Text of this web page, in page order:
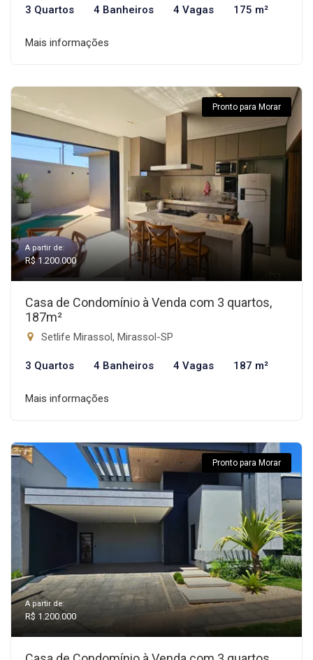
3 Quartos 4 Banheiros 4 Vagas 175 m²
Mais informações
Pronto para Morar
A partir de:
R$ 1.200.000
Casa de Condomínio à Venda com 3 quartos,
187m²
Setlife Mirassol, Mirassol-SP
3 Quartos 4 Banheiros 4 Vagas 187 m²
Mais informações
Pronto para Morar
A partir de:
R$ 1.200.000